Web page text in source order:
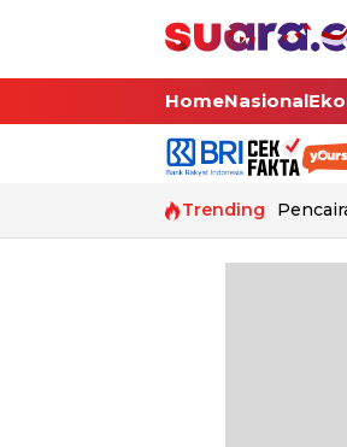
HomeNasional
Trending